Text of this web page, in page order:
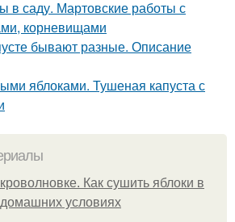
в саду. Мартовские работы с
корневищами
бывают разные. Описание
яблоками. Тушеная капуста с
Как сушить яблоки в
условиях